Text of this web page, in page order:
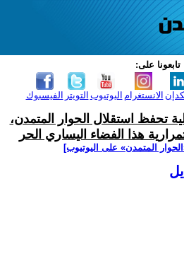
تابعونا على:
الفيسبوك التويتر اليوتيوب الانستغرام
تحفظ استقلال الحوار المتمدن،
هذا الفضاء اليساري الحر
المتمدن» على اليوتيوب]